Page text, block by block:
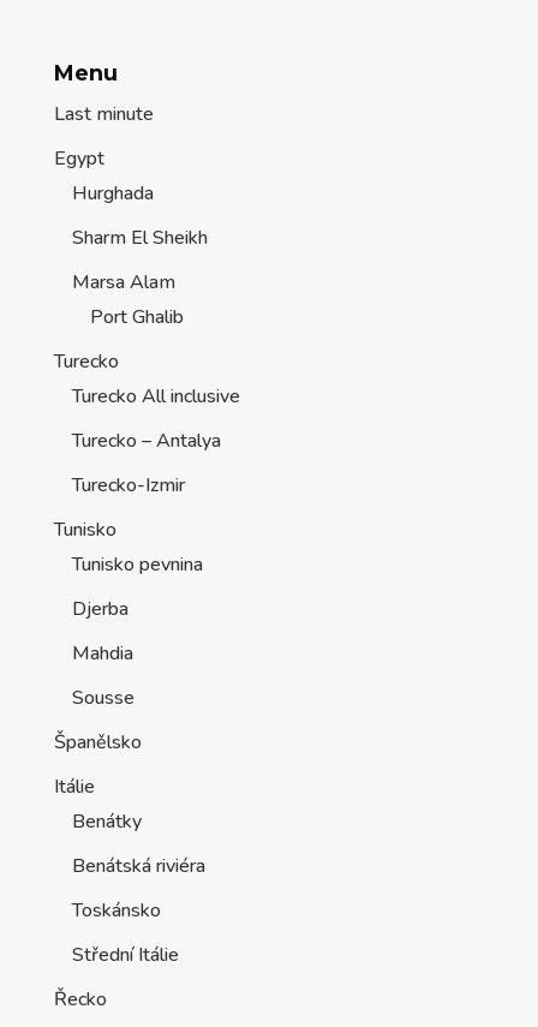
Menu
Last minute
Egypt
Hurghada
Sharm El Sheikh
Marsa Alam
Port Ghalib
Turecko
Turecko All inclusive
Turecko – Antalya
Turecko-Izmir
Tunisko
Tunisko pevnina
Djerba
Mahdia
Sousse
Španělsko
Itálie
Benátky
Benátská riviéra
Toskánsko
Střední Itálie
Řecko